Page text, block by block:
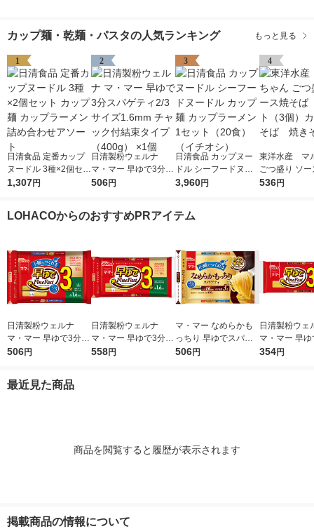
カップ麺・乾麺・パスタの人気ランキング もっと見る
1
日清食品 定番カップ
ヌードル 3種×2個セッ
ト カップ麺 カップラ
1,307円
2
日清製粉ウェルナ
マ・マー 早ゆで3分ス
パゲティ2/3サイズ1.6
506円
3
日清食品 カップヌー
ドル シーフードヌー
ドル カップ麺 カップ
3,960円
4
東洋水産 マ
ごつ盛り ソ
ば 1セット
536円
LOHACOからのおすすめPRアイテム
日清製粉ウェルナ
マ・マー 早ゆで3分ス
パゲティ2/3サイズ1.6
506円
日清製粉ウェルナ
マ・マー 早ゆで3分ス
パゲティ 1.6mm チャ
558円
マ・マー なめらかも
っちり 早ゆでスパゲ
ティ 2/3サイズ チャッ
506円
日清製粉ウェ
マ・マー 早
ゲティ
354円
最近見た商品
商品を閲覧すると履歴が表示されます
掲載商品の情報について